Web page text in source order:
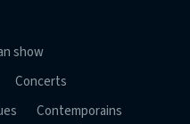
show
Concerts
Contemporains